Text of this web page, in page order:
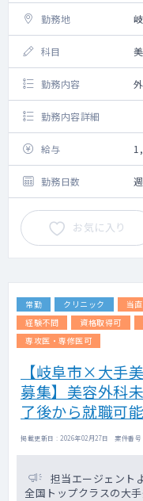
勤務地
科目
勤務内容
勤務内容詳細
給与
勤務日数
お気に入り
常勤 クリニック 当
経験不問
資格取得可
専攻医・専修医可
【岐阜市×大手
募集】美容外科
了後から就職可
掲載更新日 : 2026年02月27日 案件番
担当エージェント
全国トップクラスの大手